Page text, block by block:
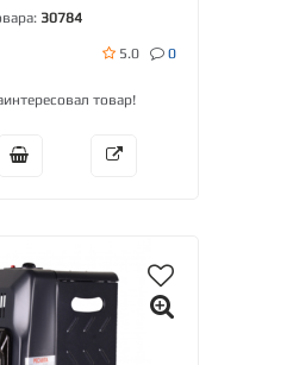
30784
5.0 0
товар!